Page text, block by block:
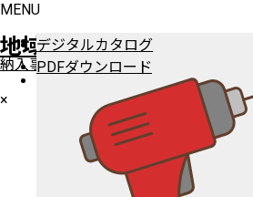
MENU
HOME
ワゴン（車輪付き）
ワゴン（車輪無し）
ステージ陳列台
地域別納入事例
納入事例を地域別に紹介しております。
デジタルカタログ
PDFダウンロード
×